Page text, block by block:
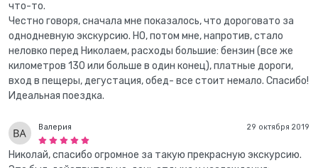
что-то.
Честно говоря, сначала мне показалось, что дороговато за
однодневную экскурсию. НО, потом мне, напротив, стало
неловко перед Николаем, расходы большие: бензин (все же
километров 130 или больше в один конец), платные дороги,
вход в пещеры, дегустация, обед- все стоит немало. Спасибо!
Идеальная поездка.
29 октября 2019
Валерия
Николай, спасибо огромное за такую прекрасную экскурсию.